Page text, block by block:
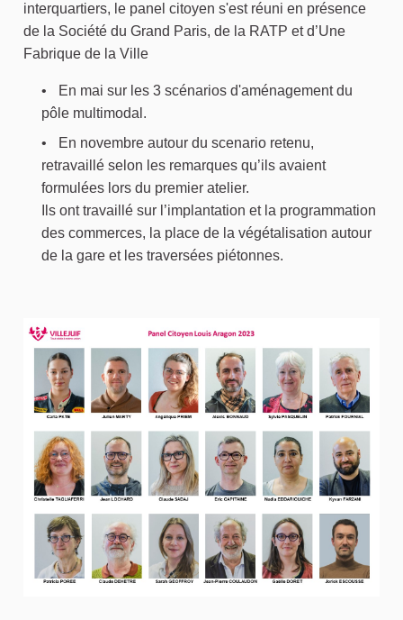
interquartiers, le panel citoyen s'est réuni en présence
de la Société du Grand Paris, de la RATP et d’Une
Fabrique de la Ville
En mai sur les 3 scénarios d'aménagement du
pôle multimodal.
En novembre autour du scenario retenu,
retravaillé selon les remarques qu’ils avaient
formulées lors du premier atelier.
Ils ont travaillé sur l’implantation et la programmation
des commerces, la place de la végétalisation autour
de la gare et les traversées piétonnes.